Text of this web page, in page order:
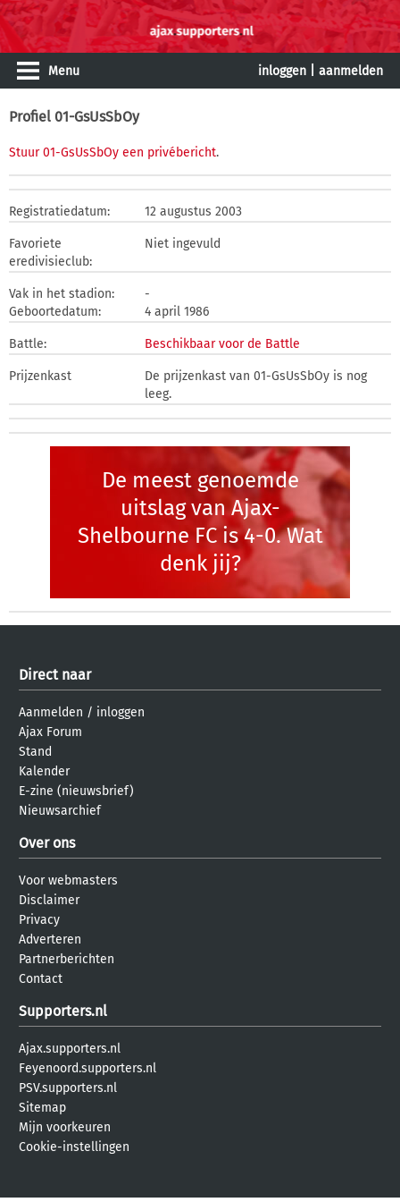
Menu inloggen aanmelden
Profiel 01-GsUsSbOy
Stuur 01-GsUsSbOy een privébericht.
Registratiedatum: 12 augustus 2003
Favoriete
eredivisieclub:
Niet ingevuld
Vak in het stadion:
-
Geboortedatum:
4 april 1986
Battle: Beschikbaar voor de Battle
Prijzenkast
De prijzenkast van 01-GsUsSbOy is nog
leeg.
De meest genoemde
uitslag van Ajax-
Shelbourne FC is 4-0. Wat
denk jij?
Direct naar
Aanmelden / inloggen
Ajax Forum
Stand
Kalender
E-zine (nieuwsbrief)
Nieuwsarchief
Over ons
Voor webmasters
Disclaimer
Privacy
Adverteren
Partnerberichten
Contact
Supporters.nl
Ajax.supporters.nl
Feyenoord.supporters.nl
PSV.supporters.nl
Sitemap
Mijn voorkeuren
Cookie-instellingen